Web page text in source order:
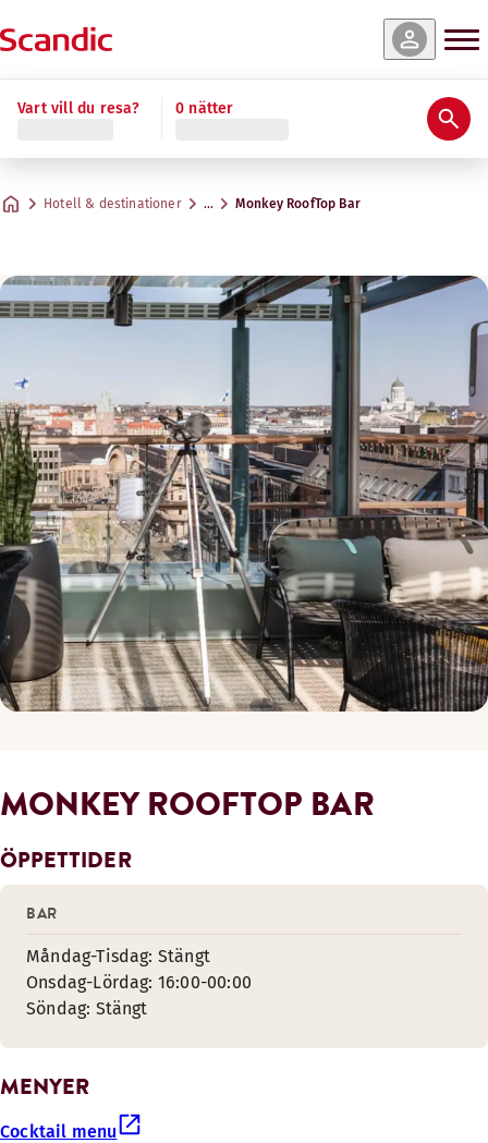
Vart vill du resa? 0 nätter
Hotell & destinationer … Monkey RoofTop Bar
MONKEY ROOFTOP BAR
ÖPPETTIDER
BAR
Måndag-Tisdag: Stängt
Onsdag-Lördag: 16:00-00:00
Söndag: Stängt
MENYER
Cocktail menu